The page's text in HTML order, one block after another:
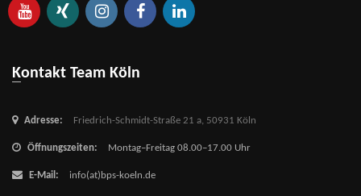
Kontakt Team Köln
Adresse: Friedrich-Schmidt-Straße 21 a, 50931 Köln
Öffnungszeiten: Montag–Freitag 08.00–17.00 Uhr
E-Mail: info(at)bps-koeln.de